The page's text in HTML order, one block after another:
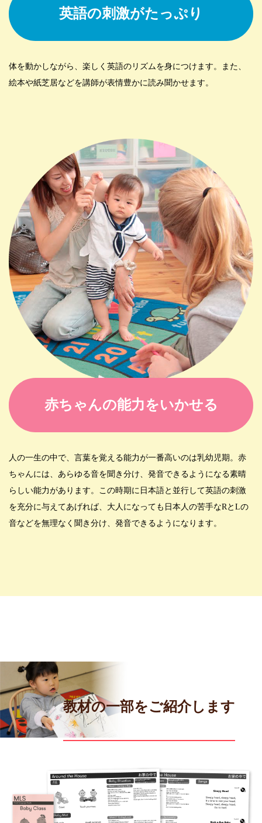
英語の刺激がたっぷり
体を動かしながら、楽しく英語のリズムを身につけます。また、
絵本や紙芝居などを講師が表情豊かに読み聞かせます。
赤ちゃんの能力をいかせる
人の一生の中で、言葉を覚える能力が一番高いのは乳幼児期。赤
ちゃんには、あらゆる音を聞き分け、発音できるようになる素晴
らしい能力があります。この時期に日本語と並行して英語の刺激
を充分に与えてあげれば、大人になっても日本人の苦手なRとLの
音などを無理なく聞き分け、発音できるようになります。
教材の一部をご紹介します